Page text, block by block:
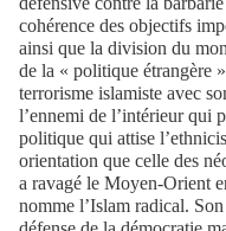
cohérence des objectifs
ainsi que la division du
de la « politique étrangère
terrorisme islamiste avec
l’ennemi de l’intérieur qui
politique qui attise
orientation que celle des
a ravagé le Moyen-Orient
nomme l’Islam radical.